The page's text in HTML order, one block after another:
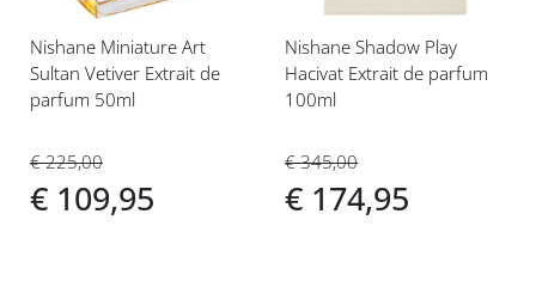
Nishane Miniature Art
Sultan Vetiver Extrait de
parfum 50ml
€ 225,00
€ 109,95
Nishane Shadow Play
Hacivat Extrait de parfum
100ml
€ 345,00
€ 174,95